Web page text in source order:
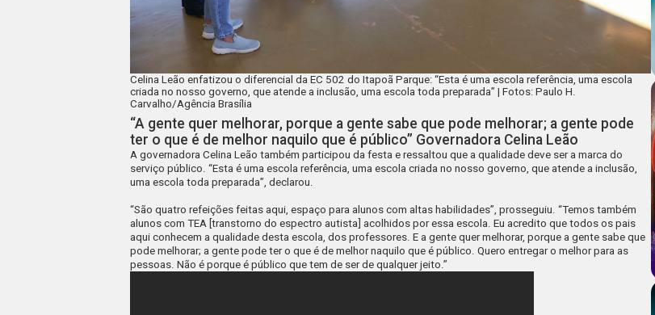
Celina Leão enfatizou o diferencial da EC 502 do Itapoã Parque: “Esta é uma escola referência, uma escola
criada no nosso governo, que atende a inclusão, uma escola toda preparada” | Fotos: Paulo H.
Carvalho/Agência Brasília
“A gente quer melhorar, porque a gente sabe que pode melhorar; a gente pode
ter o que é de melhor naquilo que é público” Governadora Celina Leão
A governadora Celina Leão também participou da festa e ressaltou que a qualidade deve ser a marca do
serviço público. “Esta é uma escola referência, uma escola criada no nosso governo, que atende a inclusão,
uma escola toda preparada”, declarou.
“São quatro refeições feitas aqui, espaço para alunos com altas habilidades”, prosseguiu. “Temos também
alunos com TEA [transtorno do espectro autista] acolhidos por essa escola. Eu acredito que todos os pais
aqui conhecem a qualidade desta escola, dos professores. E a gente quer melhorar, porque a gente sabe que
pode melhorar; a gente pode ter o que é de melhor naquilo que é público. Quero entregar o melhor para as
pessoas. Não é porque é público que tem de ser de qualquer jeito.”